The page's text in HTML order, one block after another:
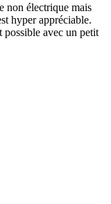
non électrique mais
hyper appréciable.
possible avec un petit